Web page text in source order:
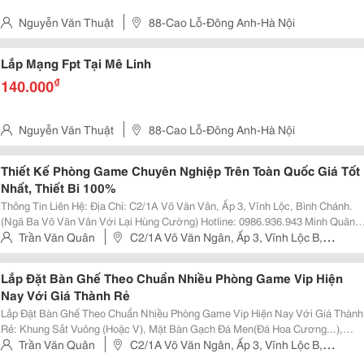
Nguyễn Văn Thuật 88-Cao Lỗ-Đông Anh-Hà Nội
Lắp Mạng Fpt Tại Mê Linh
140.000₫
Nguyễn Văn Thuật 88-Cao Lỗ-Đông Anh-Hà Nội
Thiết Kế Phòng Game Chuyên Nghiệp Trên Toàn Quốc Giá Tốt
Nhất, Thiết Bi 100%
Thông Tin Liên Hệ: Địa Chỉ: C2/1A Võ Văn Vân, Ấp 3, Vĩnh Lộc, Bình Chánh.
(Ngã Ba Võ Văn Vân Với Lại Hùng Cường) Hotline: 0986.936.943 Minh Quân
Email: Minhquantq@Gmail.com Website: Www.vitinhminhquan.net Facebook:
Www.facebook.c
Trần Văn Quân
C2/1A Võ Văn Ngân, Ấp 3, Vĩnh Lộc B,
Huyện Bình Chánh
Lắp Đặt Bàn Ghế Theo Chuẩn Nhiều Phòng Game Vip Hiện
Nay Với Giá Thành Rẻ
Lắp Đặt Bàn Ghế Theo Chuẩn Nhiều Phòng Game Vip Hiện Nay Với Giá Thành
Rẻ: Khung Sắt Vuông (Hoặc V), Mặt Bàn Gạch Đá Men(Đá Hoa Cương...),
Khung Che Case Tránh &Quot; Trộm &Quot;. Lắp Đặt Hệ Thống Mạng, Camera,
Trần Văn Quân
C2/1A Võ Văn Ngân, Ấp 3, Vĩnh Lộc B,